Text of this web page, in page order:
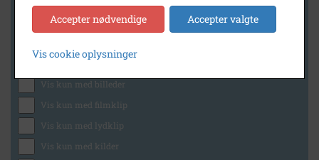
Generelt
Vis kun med billeder
Vis kun med filmklip
Vis kun med lydklip
Vis kun med kilder
Accepter nødvendige Accepter valgte
Vis cookie oplysninger